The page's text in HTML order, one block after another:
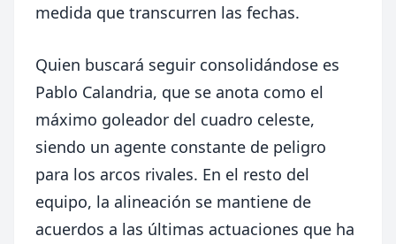
medida que transcurren las fechas.
Quien buscará seguir consolidándose es
Pablo Calandria, que se anota como el
máximo goleador del cuadro celeste,
siendo un agente constante de peligro
para los arcos rivales. En el resto del
equipo, la alineación se mantiene de
acuerdos a las últimas actuaciones que ha